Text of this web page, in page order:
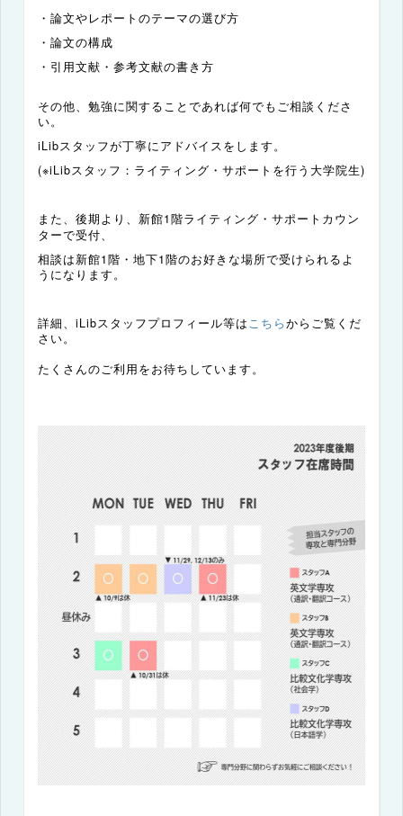
・論文やレポートのテーマの選び方
・論文の構成
・引用文献・参考文献の書き方
その他、勉強に関することであれば何でもご相談くださ
い。
iLibスタッフが丁寧にアドバイスをします。
(※iLibスタッフ：ライティング・サポートを行う大学院生)
また、後期より、新館1階ライティング・サポート カウン
ターで受付、
相談は新館1階・地下1階のお好きな場所で受けられるよ
うになります。
詳細、 iLibスタッフプロフィール等はこちらからご覧くだ
さい。
たくさんのご利用をお待ちしています。